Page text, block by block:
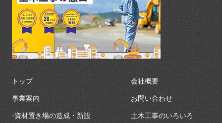
トップ
事業案内
-資材置き場の造成・新設
会社概要
お問い合わせ
土木工事のいろいろ